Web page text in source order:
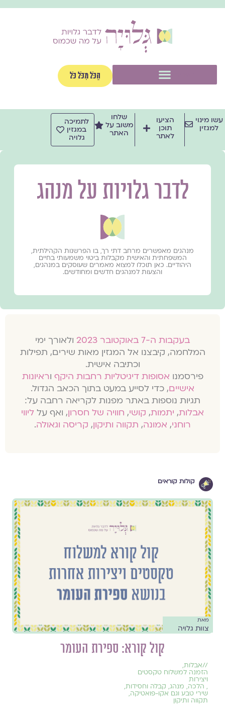
הַכֹּל מִכֹּל כֹּל
עשו מינוי
למגזין
הציעו
תוכן
לאתר
שלחו
משוב על
האתר
לתמיכה
במגזין
גלויה
לדבר גלויות על מנהג
מנהגים מאפשרים מרחב דתי רך, בו הפרשנות הקהילתית,
המשפחתית והאישית מקבלות ביטוי משמעותי בחיים
היהודיים. כאן תוכלו למצוא מאמרים שעוסקים במנהגים,
והצעות למנהגים חדשים ומחודשים.
בעקבות ה-7 באוקטובר 2023
ולאורך ימי
המלחמה, קיבצנו אל המגזין מאות שירים, תפילות
וכתיבה אישית.
פירסמנו אסופות דיגיטליות רחבות היקףוראיונות
אישיים, כדי לסייע במעט בתוך הכאב הגדול.
תגיות נוספות באתר מפנות לקריאה רחבה על:
אבלות, יתמות, קושי, חוויה של חסרון, ואף על ליווי
רוחני, אמונה, תקווה ותיקון, קריסה וגאולה.
קולות קוראים
מאת
צוות גלויה
קול קורא: ספירת העומר
//אבלות,
הזמנה למשלוח טקסטים
ויצירות
, הלכה, מנהג, קבלה וחסידות,
שירי טבע וגם אקו-פואטיקה,
תקווה ותיקון